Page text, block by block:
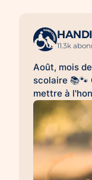
11.3k
Août, mois
scolaire
mettre à
d'assistance
accompagne
l'aide à
scolaire
confiance et